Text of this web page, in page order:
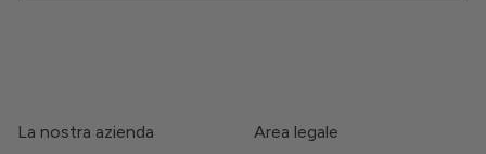
La nostra azienda Area legale